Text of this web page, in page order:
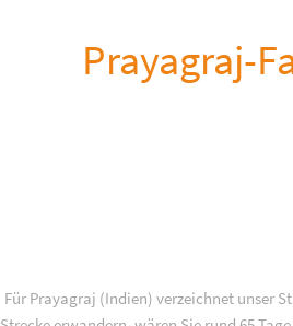
Prayagraj-
Für Prayagraj (Indien) verzeichnet unser